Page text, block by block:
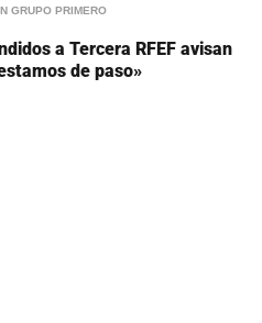
GRUPO PRIMERO
a Tercera RFEF avisan
de paso»